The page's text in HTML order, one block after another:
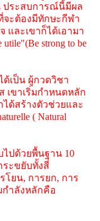
ประสบการณ์นี้มีผล
จะต้องมีทักษะกีฬา
ละเขาก็ได้เอามา
strong to be
ด้เป็น ผู้กวดวิชา
เขาเริ่มกำหนดหลัก
ได้สร้างตัวช่วยและ
( Natural
ไปด้วยพื้นฐาน 10
ระขยับทั้งสี่
โยน, การยก, การ
กำลังหลักคือ